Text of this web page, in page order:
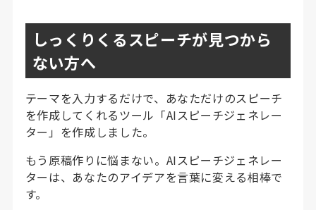
しっくりくるスピーチが見つから
ない方へ
テーマを入力するだけで、あなただけのスピーチ
を作成してくれるツール「AIスピーチジェネレー
ター」を作成しました。
もう原稿作りに悩まない。AIスピーチジェネレー
ターは、あなたのアイデアを言葉に変える相棒で
す。